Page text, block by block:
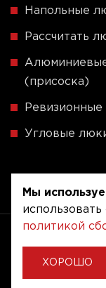
Напольные
Рассчитать
(присоска)
Угловые
Copyright © 2020
сантехнические
Разработка и
Мы
политикой
ХОРОШО